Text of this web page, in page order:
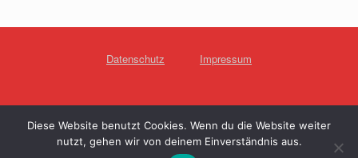
Datenschutz Impressum
Ein Theme vonSiteOrigin
Diese Website benutzt Cookies. Wenn du die Website weiter
nutzt, gehen wir von deinem Einverständnis aus.